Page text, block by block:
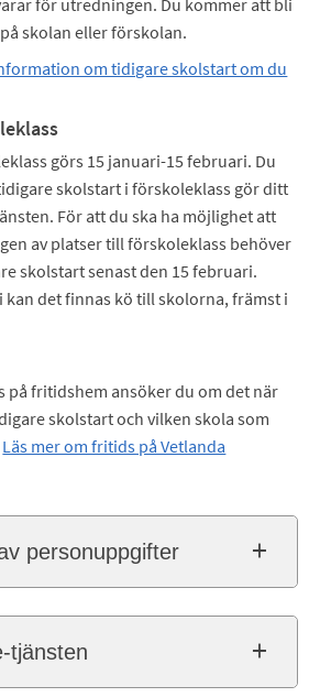
för utredningen. Du kommer att bli
skolan eller förskolan.
om tidigare skolstart om du
görs 15 januari-15 februari. Du
skolstart i förskoleklass gör ditt
För att du ska ha möjlighet att
av platser till förskoleklass behöver
skolstart senast den 15 februari.
kan det finnas kö till skolorna, främst i
på fritidshem ansöker du om det när
skolstart och vilken skola som
Läs mer om fritids på Vetlanda
personuppgifter
tjänsten